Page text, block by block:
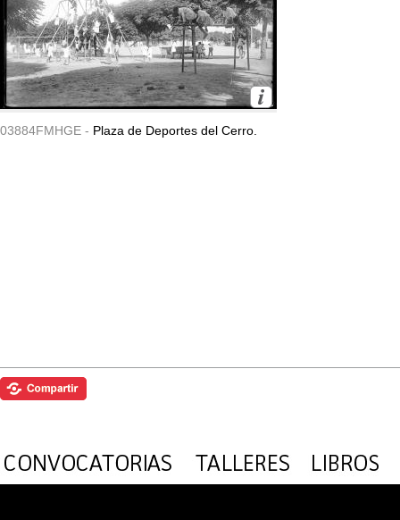
03884FMHGE - Plaza de Deportes del Cerro.